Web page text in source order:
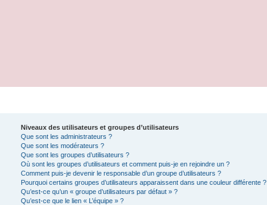
Niveaux des utilisateurs et groupes d’utilisateurs
Que sont les administrateurs ?
Que sont les modérateurs ?
Que sont les groupes d’utilisateurs ?
Où sont les groupes d’utilisateurs et comment puis-je en rejoindre un ?
Comment puis-je devenir le responsable d’un groupe d’utilisateurs ?
Pourquoi certains groupes d’utilisateurs apparaissent dans une couleur différente ?
Qu’est-ce qu’un « groupe d’utilisateurs par défaut » ?
Qu’est-ce que le lien « L’équipe » ?